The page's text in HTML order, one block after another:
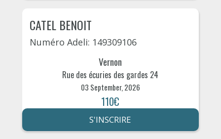
CATEL BENOIT
Numéro Adeli: 149309106
Vernon
Rue des écuries des gardes 24
03 September, 2026
110€
S'INSCRIRE